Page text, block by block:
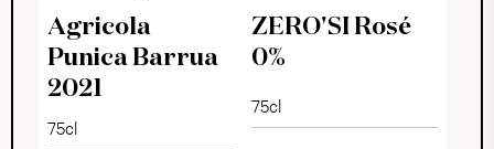
Agricola
Punica Barrua
2021
75cl
Sparkling Dry
ZERO'SI Rosé
0%
75cl